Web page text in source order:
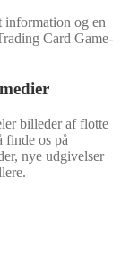
og en
Card Game-
billeder af flotte
finde os på
nye udgivelser